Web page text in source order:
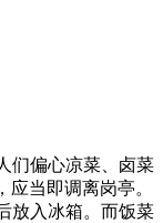
偏心凉菜、卤菜
当即调离岗亭。
放入冰箱。而饭菜